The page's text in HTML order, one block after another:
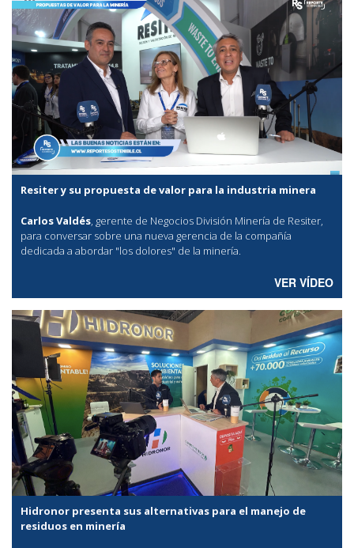
Resiter y su propuesta de valor para la industria minera
Carlos Valdés, gerente de Negocios División Minería de Resiter,
para conversar sobre una nueva gerencia de la compañía
dedicada a abordar "los dolores" de la minería.
VER VÍDEO
Hidronor presenta sus alternativas para el manejo de
residuos en minería